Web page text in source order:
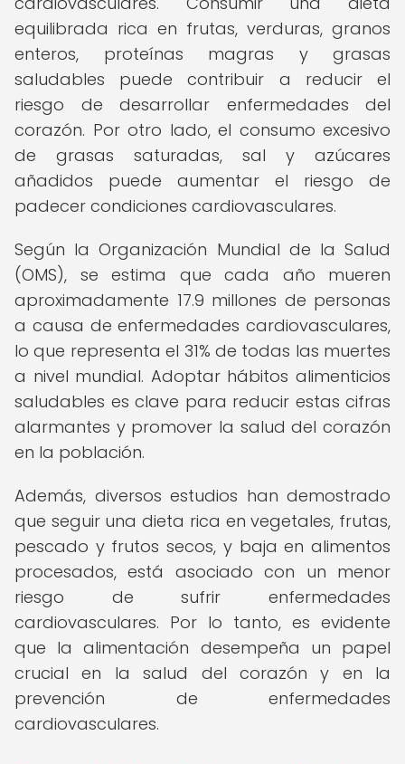
equilibrada rica en frutas, verduras, granos
enteros, proteínas magras y grasas
saludables puede contribuir a reducir el
riesgo de desarrollar enfermedades del
corazón. Por otro lado, el consumo excesivo
de grasas saturadas, sal y azúcares
añadidos puede aumentar el riesgo de
padecer condiciones cardiovasculares.
Según la Organización Mundial de la Salud
(OMS), se estima que cada año mueren
aproximadamente 17.9 millones de personas
a causa de enfermedades cardiovasculares,
lo que representa el 31% de todas las muertes
a nivel mundial. Adoptar hábitos alimenticios
saludables es clave para reducir estas cifras
alarmantes y promover la salud del corazón
en la población.
Además, diversos estudios han demostrado
que seguir una dieta rica en vegetales, frutas,
pescado y frutos secos, y baja en alimentos
procesados, está asociado con un menor
riesgo de sufrir enfermedades
cardiovasculares. Por lo tanto, es evidente
que la alimentación desempeña un papel
crucial en la salud del corazón y en la
prevención de enfermedades
cardiovasculares.